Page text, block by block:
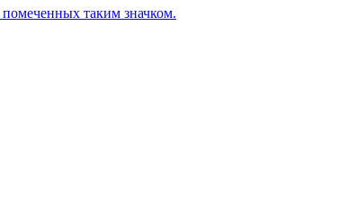
таким значком.